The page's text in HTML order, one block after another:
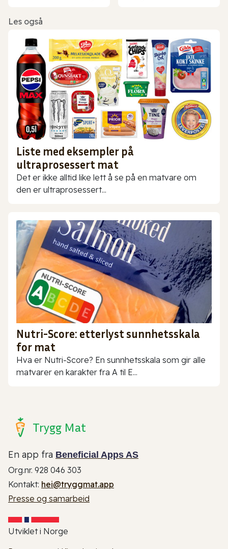
Les også
Liste med eksempler på
ultraprosessert mat
Det er ikke alltid like lett å se på en matvare om
den er ultraprosessert...
Nutri-Score: etterlyst sunnhetsskala
for mat
Hva er Nutri-Score? En sunnhetsskala som gir alle
matvarer en karakter fra A til E...
Trygg Mat
En app fra Beneficial Apps AS
Org.nr. 928 046 303
Kontakt: hei@tryggmat.app
Presse og samarbeid
Utviklet i Norge